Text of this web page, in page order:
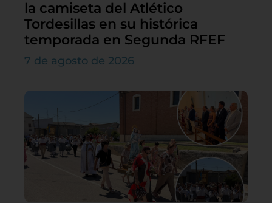
la camiseta del Atlético
Tordesillas en su histórica
temporada en Segunda RFEF
7 de agosto de 2026